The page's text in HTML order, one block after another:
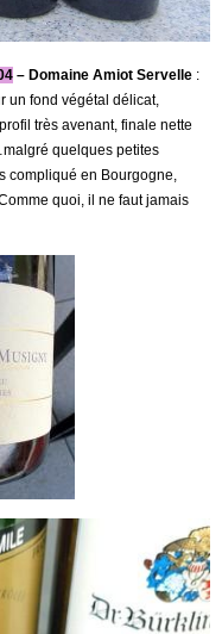
– Domaine Amiot Servelle :
un fond végétal délicat,
très avenant, finale nette
quelques petites
compliqué en Bourgogne,
quoi, il ne faut jamais